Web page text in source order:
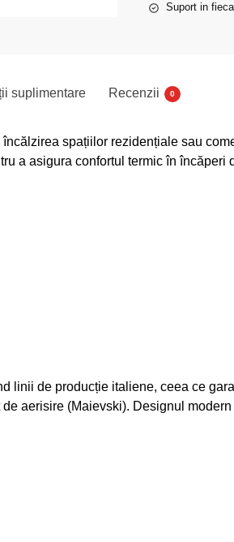
Suport in
suplimentare Recenzii 0
spațiilor rezidențiale sau
a asigura confortul termic în încăperi
linii de producție italiene, ceea ce
aerisire (Maievski). Designul